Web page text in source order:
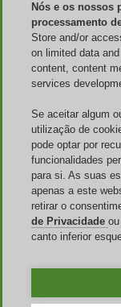
Publicidade
Discoup
Contatos
Perguntas
Termos e
Aviso legal
Equipe Discoup
Últimas notícias
Todas as lojas
Todas as
Guia de
Eventos
Dia dos Pais
O Discoup è
Nós e os nossos
processamento
Store and/or
on limited data
content, content
services
Se aceitar algum
utilização de
pode optar por
funcionalidades
para si. As suas
apenas a este
retirar o
de Privacidade
canto inferior